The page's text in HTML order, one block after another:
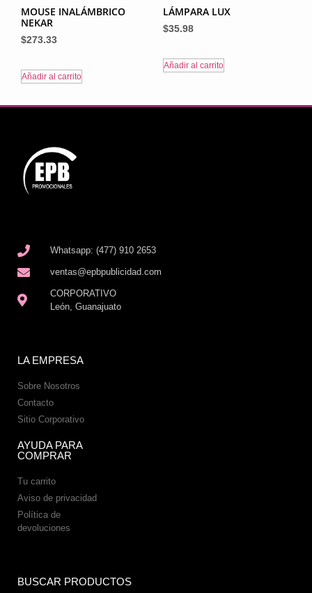
MOUSE INALÁMBRICO
NEKAR
$273.33
Añadir al carrito
LÁMPARA LUX
$35.98
Añadir al carrito
Whatsapp: (477) 910 2653
ventas@epbpublicidad.com
CORPORATIVO
León, Guanajuato
LA EMPRESA
Sobre Nosotros
Contacto
Sitio Corporativo
AYUDA PARA
COMPRAR
Tu carrito
Aviso de privacidad
Política de
devoluciones
BUSCAR PRODUCTOS